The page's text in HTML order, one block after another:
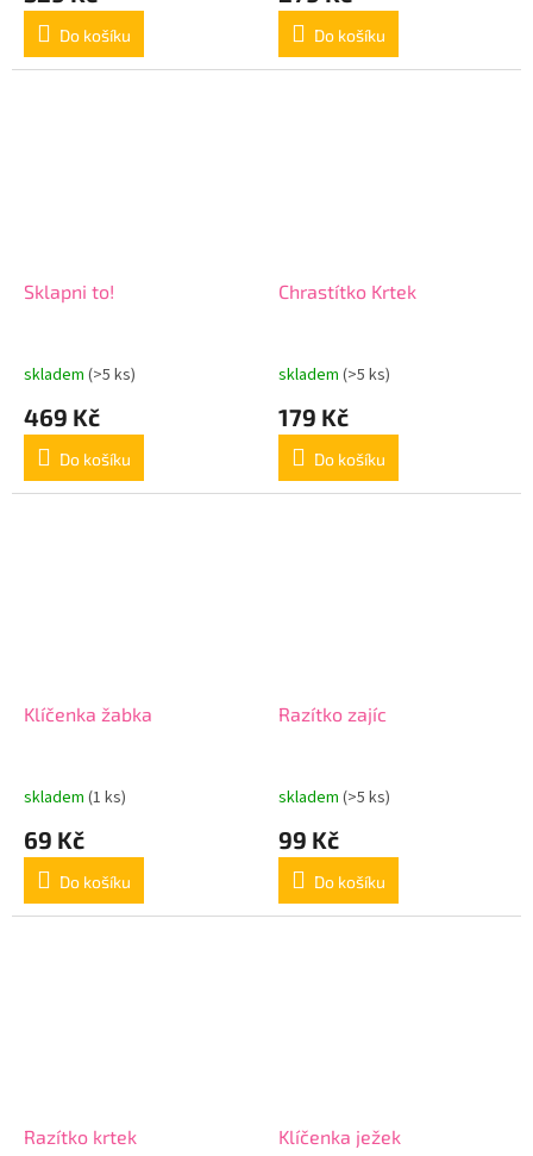
Do košíku Do košíku
Sklapni to!
skladem (>5 ks)
469 Kč
Do košíku
Chrastítko Krtek
skladem (>5 ks)
179 Kč
Do košíku
Klíčenka žabka
skladem (1 ks)
69 Kč
Do košíku
Razítko zajíc
skladem (>5 ks)
99 Kč
Do košíku
Razítko krtek Klíčenka ježek